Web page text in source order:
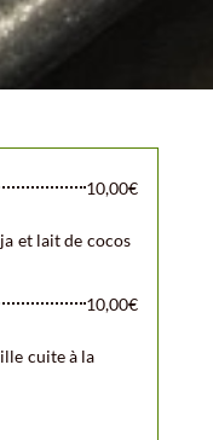
10,00€
et lait de cocos
10,00€
cuite à la